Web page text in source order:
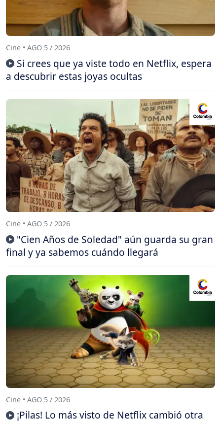
Cine • AGO 5 / 2026
Si crees que ya viste todo en Netflix, espera
a descubrir estas joyas ocultas
Cine • AGO 5 / 2026
"Cien Años de Soledad" aún guarda su gran
final y ya sabemos cuándo llegará
Cine • AGO 5 / 2026
¡Pilas! Lo más visto de Netflix cambió otra